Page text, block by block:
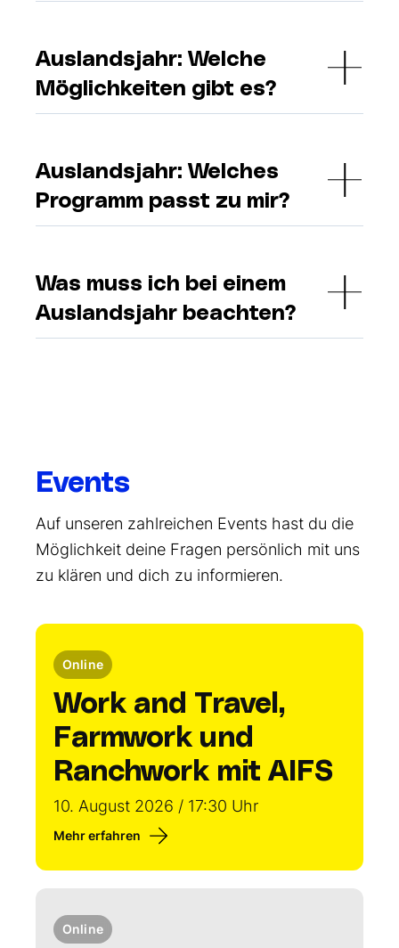
Auslandsjahr: Welche
Möglichkeiten gibt es?
Auslandsjahr: Welches
Programm passt zu mir?
Was muss ich bei einem
Auslandsjahr beachten?
Events
Auf unseren zahlreichen Events hast du die
Möglichkeit deine Fragen persönlich mit uns
zu klären und dich zu informieren.
Online
Work and Travel,
Farmwork und
Ranchwork mit AIFS
10. August 2026 / 17:30 Uhr
Mehr erfahren
Online